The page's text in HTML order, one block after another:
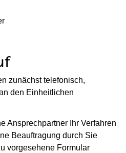
zunächst telefonisch,
den Einheitlichen
Ansprechpartner Ihr Verfahren
Beauftragung durch Sie
vorgesehene Formular